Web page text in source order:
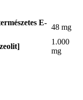
E-
48 mg
1.000
mg